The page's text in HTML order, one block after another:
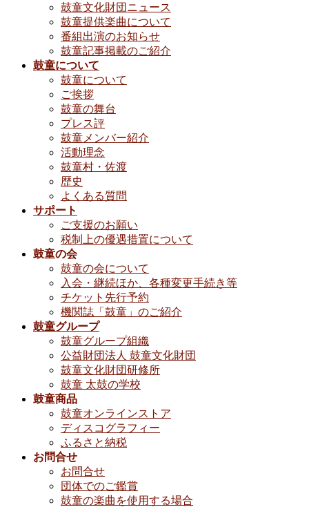
鼓童文化財団ニュース
鼓童提供楽曲について
番組出演のお知らせ
鼓童記事掲載のご紹介
鼓童について
鼓童について
ご挨拶
鼓童の舞台
プレス評
鼓童メンバー紹介
活動理念
鼓童村・佐渡
歴史
よくある質問
サポート
ご支援のお願い
税制上の優遇措置について
鼓童の会
鼓童の会について
入会・継続ほか、各種変更手続き等
チケット先行予約
機関誌「鼓童」のご紹介
鼓童グループ
鼓童グループ組織
公益財団法人 鼓童文化財団
鼓童文化財団研修所
鼓童 太鼓の学校
鼓童商品
鼓童オンラインストア
ディスコグラフィー
ふるさと納税
お問合せ
お問合せ
団体でのご鑑賞
鼓童の楽曲を使用する場合